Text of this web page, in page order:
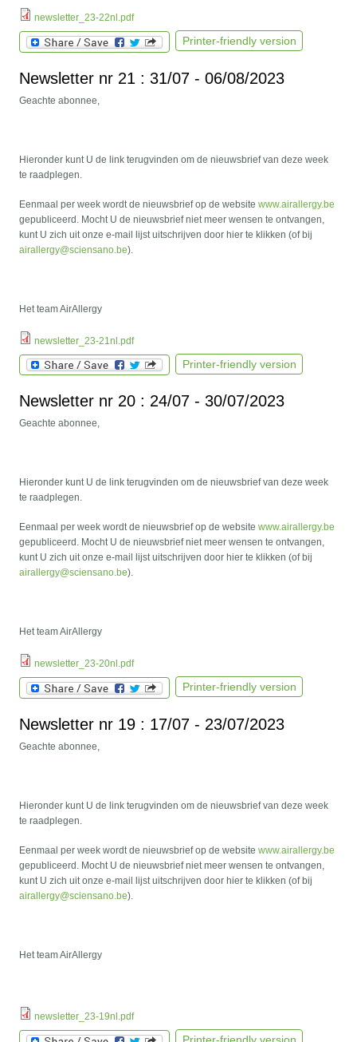
newsletter_23-22nl.pdf
Printer-friendly version
Newsletter nr 21 : 31/07 - 06/08/2023
Geachte abonnee,
Hieronder kunt U de link terugvinden om de nieuwsbrief van deze week
te raadplegen.
Eenmaal per week wordt de nieuwsbrief op de websitewww.airallergy.be
gepubliceerd. Mocht U de nieuwsbrief niet meer wensen te ontvangen,
kunt U zich uit onze e-mail lijst uitschrijven door hier te klikken (of bij
airallergy@sciensano.be).
Het team AirAllergy
newsletter_23-21nl.pdf
Printer-friendly version
Newsletter nr 20 : 24/07 - 30/07/2023
Geachte abonnee,
Hieronder kunt U de link terugvinden om de nieuwsbrief van deze week
te raadplegen.
Eenmaal per week wordt de nieuwsbrief op de websitewww.airallergy.be
gepubliceerd. Mocht U de nieuwsbrief niet meer wensen te ontvangen,
kunt U zich uit onze e-mail lijst uitschrijven door hier te klikken (of bij
airallergy@sciensano.be).
Het team AirAllergy
newsletter_23-20nl.pdf
Printer-friendly version
Newsletter nr 19 : 17/07 - 23/07/2023
Geachte abonnee,
Hieronder kunt U de link terugvinden om de nieuwsbrief van deze week
te raadplegen.
Eenmaal per week wordt de nieuwsbrief op de websitewww.airallergy.be
gepubliceerd. Mocht U de nieuwsbrief niet meer wensen te ontvangen,
kunt U zich uit onze e-mail lijst uitschrijven door hier te klikken (of bij
airallergy@sciensano.be).
Het team AirAllergy
newsletter_23-19nl.pdf